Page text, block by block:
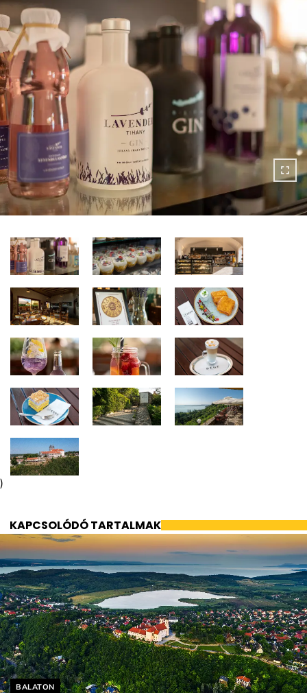
)
KAPCSOLÓDÓ TARTALMAK
Helyszín címkék:
BALATON